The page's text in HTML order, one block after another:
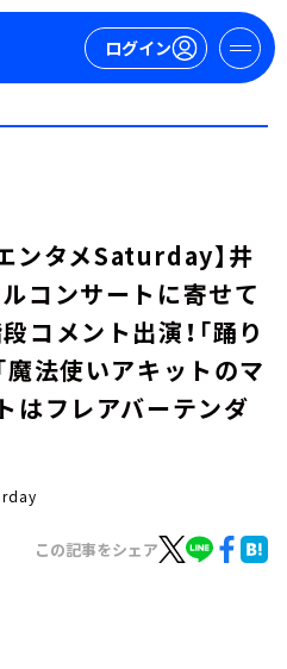
ログイン
ンタメSaturday】井
コンサートに寄せて
メント出演！「踊り
魔法使いアキットのマ
はフレアバーテンダ
この記事をシェア